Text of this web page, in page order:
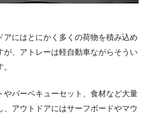
アにはとにかく多くの荷物を積み込め
が、アトレーは軽自動車ながらそうい
やバーベキューセット、食材など大量
、アウトドアにはサーフボードやマウ